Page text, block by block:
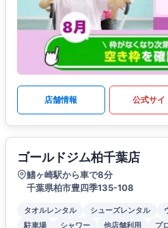
店舗情報 公式サイ
ゴールドジム柏千葉店
鰭ヶ崎駅から車で8分
千葉県柏市豊四季135-108
タオルレンタル シューズレンタル
駐車場
シャワー 他店舗利用 プ